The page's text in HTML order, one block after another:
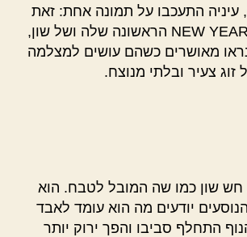
עיניה התעכבו על תמונה אחת: זאת
ממסיבתNEW YEAR'S EVE הראשונה שלה ושל שון,
מאושרים כשהם עושים למצלמה
צעיר ובלתי מנוצח.
חש שון כמו שה המובל לטבח. הוא
יודעים מה הוא עומד לאבד
התחלף סביבו והפך ירוק יותר